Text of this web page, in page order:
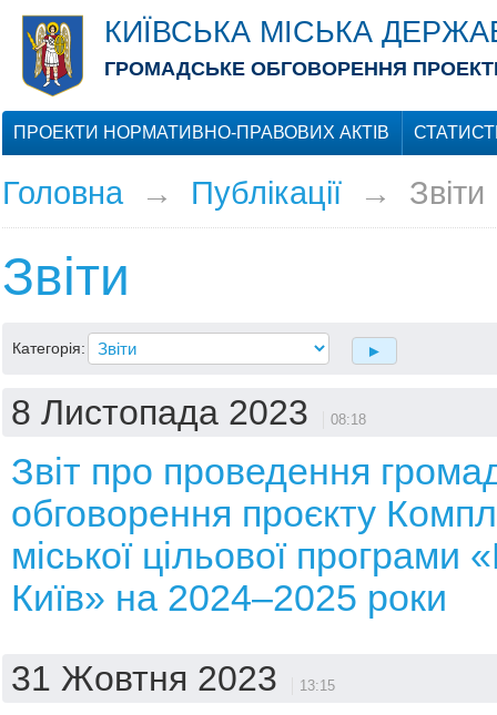
КИЇВСЬКА МІСЬКА
ГРОМАДСЬКЕ ОБГОВОРЕННЯ
ПРОЕКТИ НОРМАТИВНО-ПРАВОВИХ АКТІВ
Головна→ Публікації→ Звіти
Звіти
Категорія:
8 Листопада 2023 08:18
Звіт про проведення
обговорення проєкту
міської цільової
Київ» на 2024–2025 роки
31 Жовтня 2023 13:15